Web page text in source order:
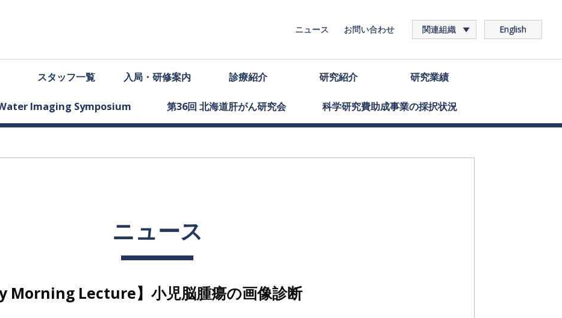
ニュース お問い合わせ 関連組織 English
スタッフ一覧 入局・ 研修案内 診療紹介 研究紹介 研究業績
Imaging Symposium 第36回 北海道肝がん研究会 科学研究費助成事業の採択状況
ニュース
Morning Lecture】小児脳腫瘍の画像診断